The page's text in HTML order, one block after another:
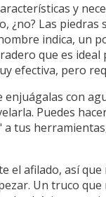
y
¿no? Las
indica, un
que es
efectiva, pero
enjuágalas con
Puedes
tus
el afilado, así
Un truco